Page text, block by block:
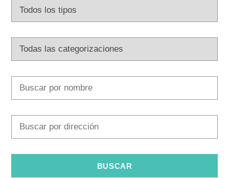
info@kastela-info.hr
Villa Nika, Kamberovo šetalište 30,